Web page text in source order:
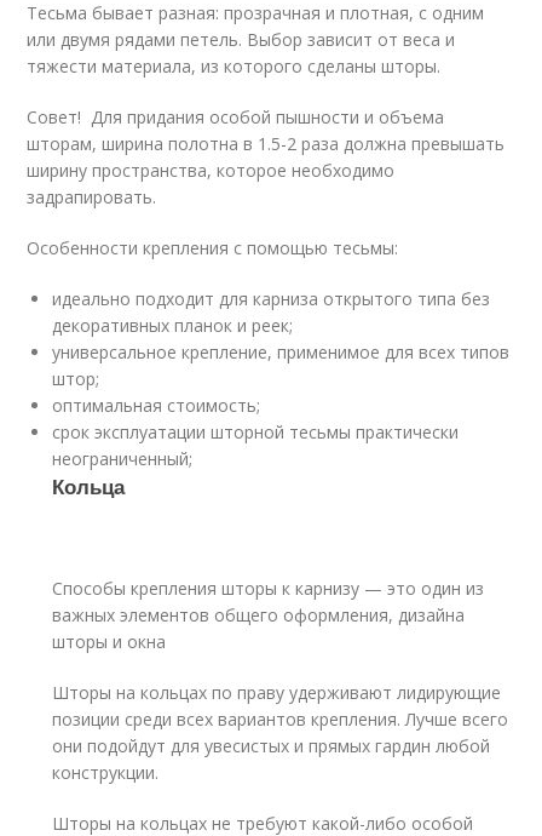
Тесьма бывает разная: прозрачная и плотная, с одним
или двумя рядами петель. Выбор зависит от веса и
тяжести материала, из которого сделаны шторы.
Совет! Для придания особой пышности и объема
шторам, ширина полотна в 1.5-2 раза должна превышать
ширину пространства, которое необходимо
задрапировать.
Особенности крепления с помощью тесьмы:
идеально подходит для карниза открытого типа без
декоративных планок и реек;
универсальное крепление, применимое для всех типов
штор;
оптимальная стоимость;
срок эксплуатации шторной тесьмы практически
неограниченный;
Кольца
Способы крепления шторы к карнизу — это один из
важных элементов общего оформления, дизайна
шторы и окна
Шторы на кольцах по праву удерживают лидирующие
позиции среди всех вариантов крепления. Лучше всего
они подойдут для увесистых и прямых гардин любой
конструкции.
Шторы на кольцах не требуют какой-либо особой